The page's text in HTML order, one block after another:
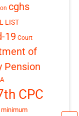
cghs
LIST
19 Court
of
Pension
CPC
minimum